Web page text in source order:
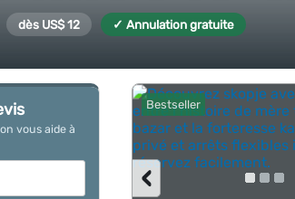
dès US$ 12 ✓ Annulation gratuite
Bestseller
‹
vous aide à